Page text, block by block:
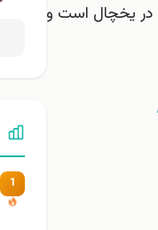
در یخچال است و
1